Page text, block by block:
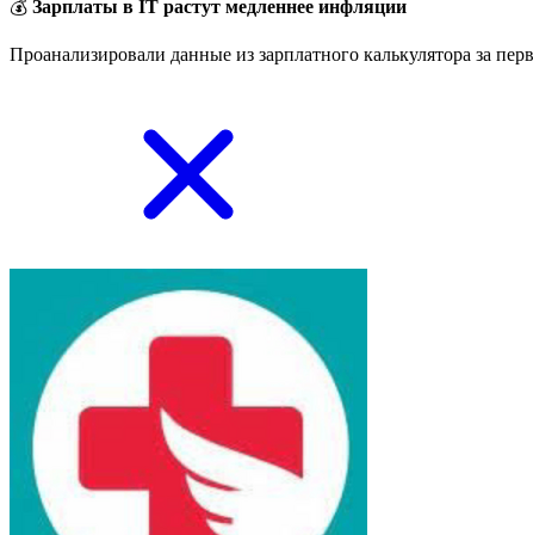
💰 Зарплаты в IT растут медленнее инфляции
Проанализировали данные из зарплатного калькулятора за